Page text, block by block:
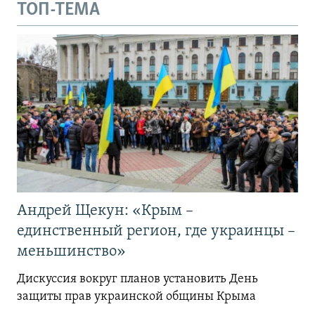
ТОП-ТЕМА
Андрей Щекун: «Крым –
единственный регион, где украинцы –
меньшинство»
Дискуссия вокруг планов установить День
защиты прав украинской общины Крыма